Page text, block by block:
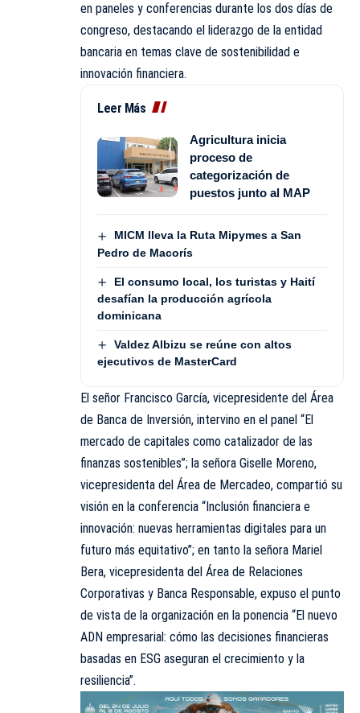
en paneles y conferencias durante los dos días de
congreso, destacando el liderazgo de la entidad
bancaria en temas clave de sostenibilidad e
innovación financiera.
Leer Más
Agricultura inicia
proceso de
categorización de
puestos junto al MAP
MICM lleva la Ruta Mipymes a San
Pedro de Macorís
El consumo local, los turistas y Haití
desafían la producción agrícola
dominicana
Valdez Albizu se reúne con altos
ejecutivos de MasterCard
El señor Francisco García, vicepresidente del Área
de Banca de Inversión, intervino en el panel “El
mercado de capitales como catalizador de las
finanzas sostenibles”; la señora Giselle Moreno,
vicepresidenta del Área de Mercadeo, compartió su
visión en la conferencia “Inclusión financiera e
innovación: nuevas herramientas digitales para un
futuro más equitativo”; en tanto la señora Mariel
Bera, vicepresidenta del Área de Relaciones
Corporativas y Banca Responsable, expuso el punto
de vista de la organización en la ponencia “El nuevo
ADN empresarial: cómo las decisiones financieras
basadas en ESG aseguran el crecimiento y la
resiliencia”.